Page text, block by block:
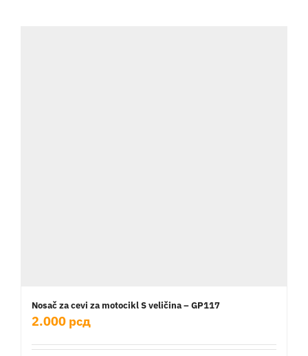
Nosač za cevi za motocikl S veličina – GP117
2.000 рсд